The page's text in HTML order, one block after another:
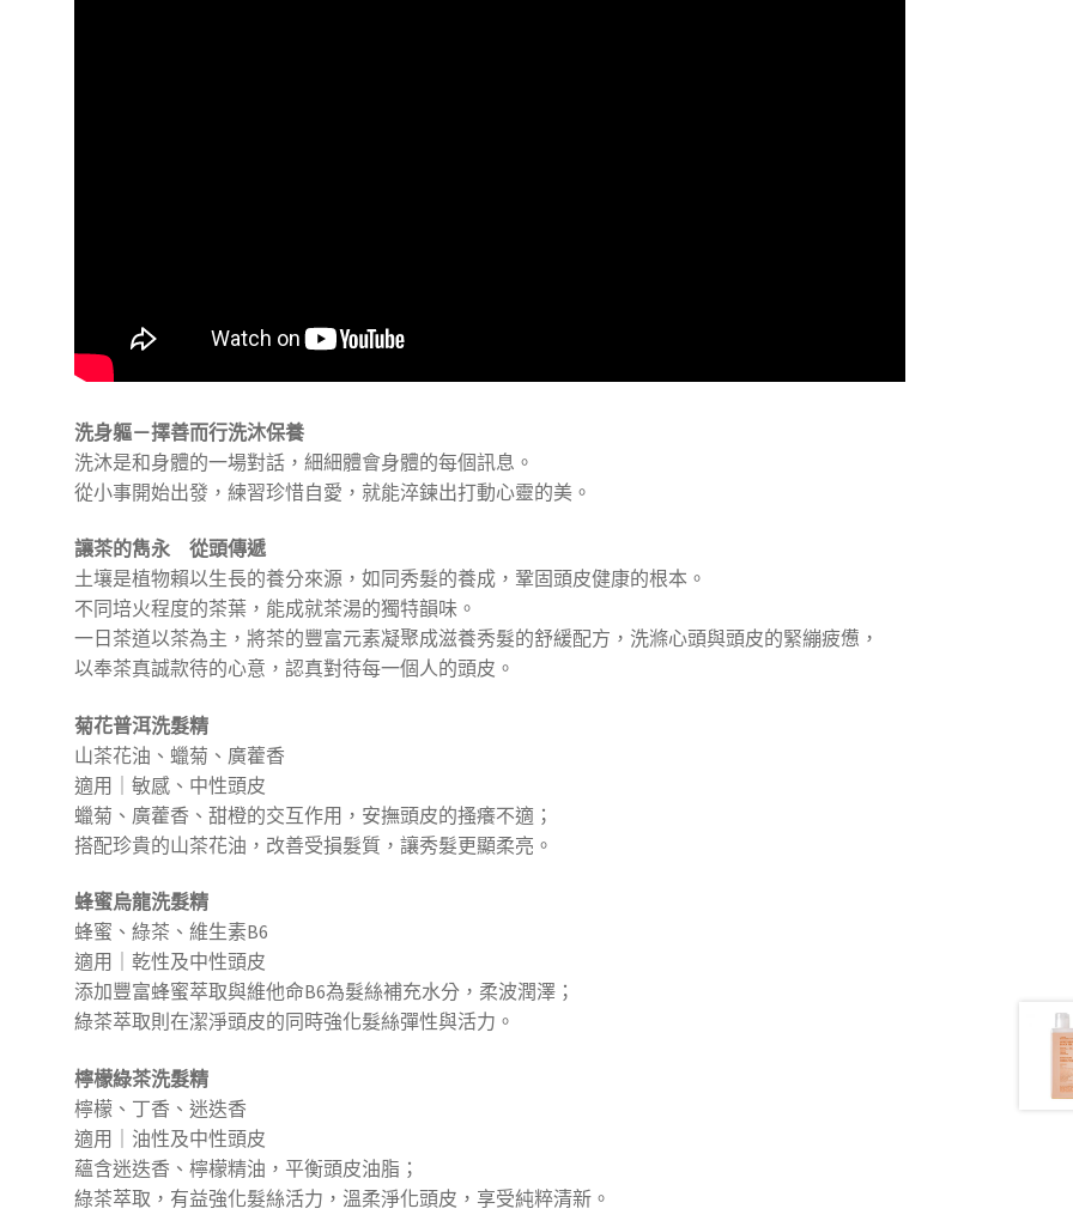
洗身軀－擇善而行洗沐保養
洗沐是和身體的一場對話，細細體會身體的每個訊息。
從小事開始出發，練習珍惜自愛，就能淬鍊出打動心靈的美。
讓茶的雋永 從頭傳遞
土壤是植物賴以生長的養分來源，如同秀髮的養成，鞏固頭皮健康的根本。
不同培火程度的茶葉，能成就茶湯的獨特韻味。
一日茶道以茶為主，將茶的豐富元素凝聚成滋養秀髮的舒緩配方，洗滌心頭與頭皮的緊繃疲憊，
以奉茶真誠款待的心意，認真對待每一個人的頭皮。
菊花普洱洗髮精
山茶花油、蠟菊、廣藿香
適用｜敏感、中性頭皮
蠟菊、廣藿香、甜橙的交互作用，安撫頭皮的搔癢不適；
搭配珍貴的山茶花油，改善受損髮質，讓秀髮更顯柔亮。
蜂蜜烏龍洗髮精
蜂蜜、綠茶、維生素B6
適用｜乾性及中性頭皮
添加豐富蜂蜜萃取與維他命B6為髮絲補充水分，柔波潤澤；
綠茶萃取則在潔淨頭皮的同時強化髮絲彈性與活力。
檸檬綠茶洗髮精
檸檬、丁香、迷迭香
適用｜油性及中性頭皮
蘊含迷迭香、檸檬精油，平衡頭皮油脂；
綠茶萃取，有益強化髮絲活力，溫柔淨化頭皮，享受純粹清新。